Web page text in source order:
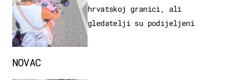
hrvatskoj granici, ali
gledatelji su podijeljeni
NOVAC